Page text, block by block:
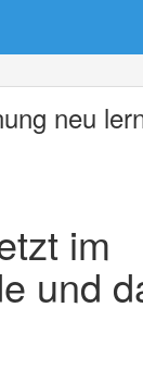
neu
im
und